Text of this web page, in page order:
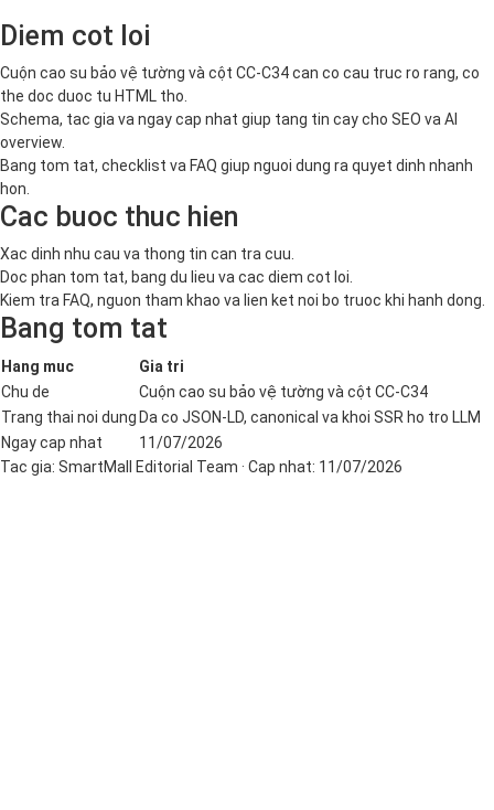
Diem cot loi
Cuộn cao su bảo vệ tường và cột CC-C34 can co cau truc ro rang, co
the doc duoc tu HTML tho.
Schema, tac gia va ngay cap nhat giup tang tin cay cho SEO va AI
overview.
Bang tom tat, checklist va FAQ giup nguoi dung ra quyet dinh nhanh
hon.
Cac buoc thuc hien
Xac dinh nhu cau va thong tin can tra cuu.
Doc phan tom tat, bang du lieu va cac diem cot loi.
Kiem tra FAQ, nguon tham khao va lien ket noi bo truoc khi hanh dong.
Bang tom tat
Hang muc
Gia tri
Chu de
Cuộn cao su bảo vệ tường và cột CC-C34
Trang thai noi dung Da co JSON-LD, canonical va khoi SSR ho tro LLM
Ngay cap nhat
11/07/2026
Tac gia: SmartMall Editorial Team · Cap nhat: 11/07/2026